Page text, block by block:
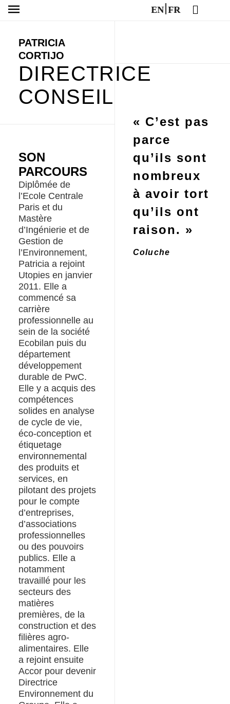
EN FR
PATRICIA
CORTIJO
DIRECTRICE
CONSEIL
SON
PARCOURS
Diplômée de
l’Ecole Centrale
Paris et du
Mastère
d’Ingénierie et de
Gestion de
l’Environnement,
Patricia a rejoint
Utopies en janvier
2011. Elle a
commencé sa
carrière
professionnelle au
sein de la société
Ecobilan puis du
département
développement
durable de PwC.
Elle y a acquis des
compétences
solides en analyse
de cycle de vie,
éco-conception et
étiquetage
environnemental
des produits et
services, en
pilotant des projets
pour le compte
d’entreprises,
d’associations
professionnelles
ou des pouvoirs
publics. Elle a
notamment
travaillé pour les
secteurs des
matières
premières, de la
construction et des
filières agro-
alimentaires. Elle
a rejoint ensuite
Accor pour devenir
Directrice
Environnement du
« C’est pas
parce
qu’ils sont
nombreux
à avoir tort
qu’ils ont
raison. »
Coluche